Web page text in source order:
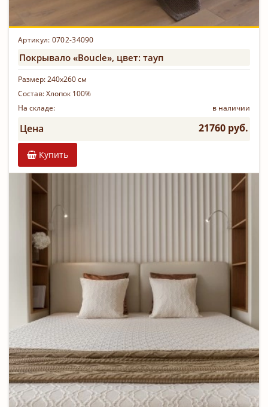
Артикул: 0702-34090
Покрывало «Boucle», цвет: тауп
Размер:240х260 см
Состав:Хлопок 100%
На складе:
в наличии
Цена 21760 руб.
Купить